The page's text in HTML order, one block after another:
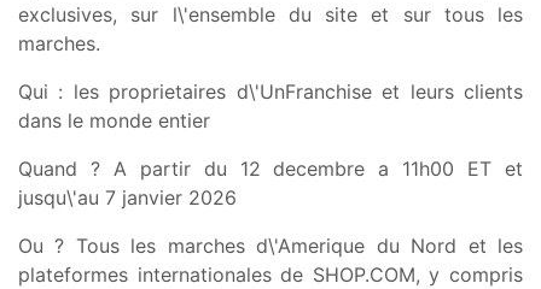
exclusives, sur l\'ensemble du site et sur tous les
marches.
Qui : les proprietaires d\'UnFranchise et leurs clients
dans le monde entier
Quand ? A partir du 12 decembre a 11h00 ET et
jusqu\'au 7 janvier 2026
Ou ? Tous les marches d\'Amerique du Nord et les
plateformes internationales de SHOP.COM, y compris